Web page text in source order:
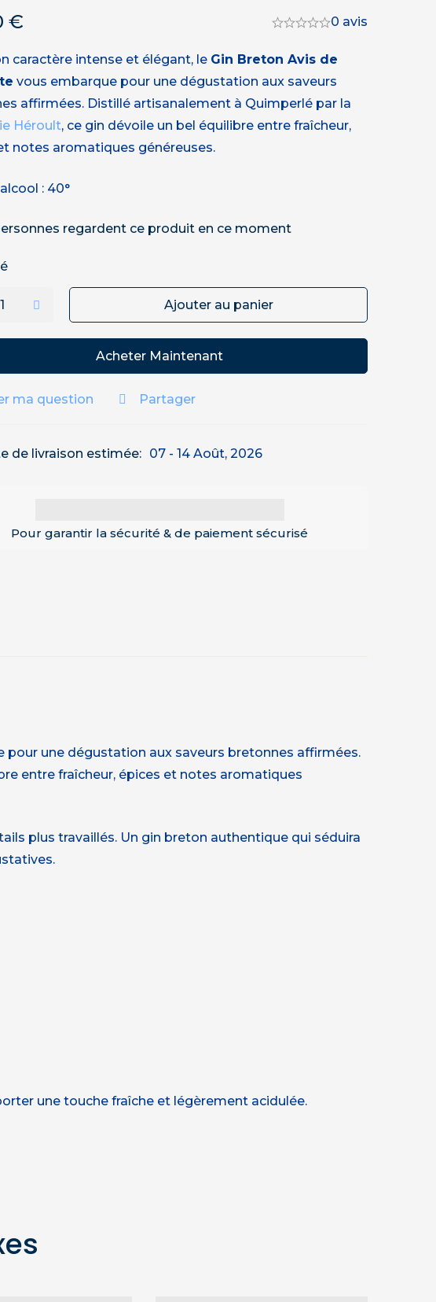
€ 0 avis
caractère intense et élégant, le Gin Breton Avis de
vous embarque pour une dégustation aux saveurs
affirmées. Distillé artisanalement à Quimperlé par la
Héroult, ce gin dévoile un bel équilibre entre fraîcheur,
notes aromatiques généreuses.
: 40°
regardent ce produit en ce moment
Ajouter au panier
Acheter Maintenant
ma question Partager
de livraison estimée: 07 - 14 Août, 2026
Pour garantir la sécurité & de paiement sécurisé
pour une dégustation aux saveurs bretonnes affirmées.
entre fraîcheur, épices et notes aromatiques
plus travaillés. Un gin breton authentique qui séduira
une touche fraîche et légèrement acidulée.